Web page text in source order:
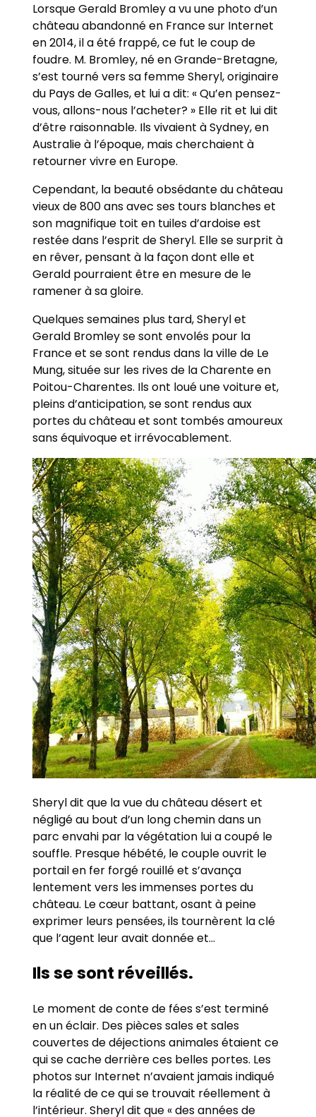
Lorsque Gerald Bromley a vu une photo d’un
château abandonné en France sur Internet
en 2014, il a été frappé, ce fut le coup de
foudre. M. Bromley, né en Grande-Bretagne,
s’est tourné vers sa femme Sheryl, originaire
du Pays de Galles, et lui a dit: « Qu’en pensez-
vous, allons-nous l’acheter? » Elle rit et lui dit
d’être raisonnable. Ils vivaient à Sydney, en
Australie à l’époque, mais cherchaient à
retourner vivre en Europe.
Cependant, la beauté obsédante du château
vieux de 800 ans avec ses tours blanches et
son magnifique toit en tuiles d’ardoise est
restée dans l’esprit de Sheryl. Elle se surprit à
en rêver, pensant à la façon dont elle et
Gerald pourraient être en mesure de le
ramener à sa gloire.
Quelques semaines plus tard, Sheryl et
Gerald Bromley se sont envolés pour la
France et se sont rendus dans la ville de Le
Mung, située sur les rives de la Charente en
Poitou-Charentes. Ils ont loué une voiture et,
pleins d’anticipation, se sont rendus aux
portes du château et sont tombés amoureux
sans équivoque et irrévocablement.
Sheryl dit que la vue du château désert et
négligé au bout d’un long chemin dans un
parc envahi par la végétation lui a coupé le
souffle. Presque hébété, le couple ouvrit le
portail en fer forgé rouillé et s’avança
lentement vers les immenses portes du
château. Le cœur battant, osant à peine
exprimer leurs pensées, ils tournèrent la clé
que l’agent leur avait donnée et…
Ils se sont réveillés.
Le moment de conte de fées s’est terminé
en un éclair. Des pièces sales et sales
couvertes de déjections animales étaient ce
qui se cache derrière ces belles portes. Les
photos sur Internet n’avaient jamais indiqué
la réalité de ce qui se trouvait réellement à
l’intérieur. Sheryl dit que « des années de